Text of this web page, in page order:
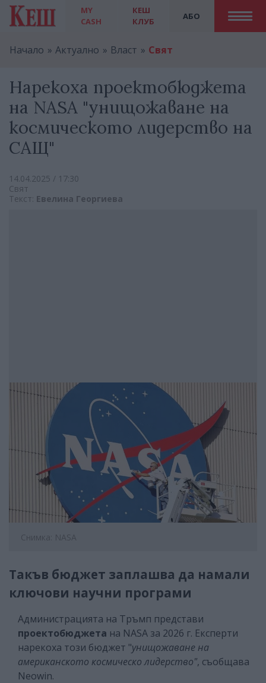
MY
CASH
АБО
КЕШ
КЛУБ
Начало Актуално Власт Свят
Нарекоха проектобюджета
на NASA "унищожаване на
космическото лидерство на
САЩ"
14.04.2025 / 17:30
Свят
Текст: Евелина Георгиева
Снимка: NASA
Такъв бюджет заплашва да намали
ключови научни програми
Администрацията на Тръмп представи
проектобюджета на NASA за 2026 г. Експерти
нарекоха този бюджет "унищожаване на
американското космическо лидерство", съобщава
Neowin.